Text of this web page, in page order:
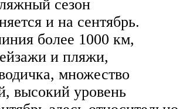
сезон
и на сентябрь.
более 1000 км,
и пляжи,
множество
высокий уровень